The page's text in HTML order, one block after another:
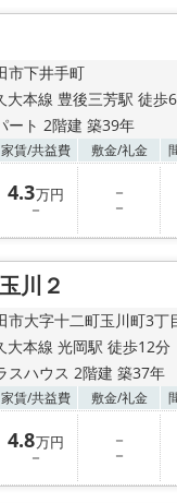
市下井手町
大本線 豊後三芳駅 徒歩
ート 2階建 築39年
家賃/共益費 敷金/礼金
4.3万円
－
－
－
川２
市大字十二町玉川町3丁
大本線 光岡駅 徒歩12分
スハウス 2階建 築37年
家賃/共益費 敷金/礼金
4.8万円
－
－
－